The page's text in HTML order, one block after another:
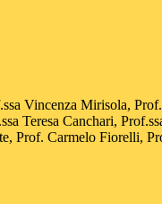
Vincenza Mirisola,
Teresa Canchari,
Prof. Carmelo Fiorelli,